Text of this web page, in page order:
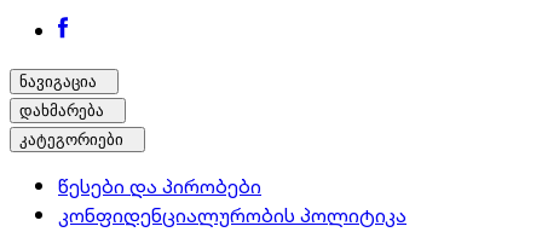
ნავიგაცია
დახმარება
კატეგორიები
წესები და პირობები
კონფიდენციალურობის პოლიტიკა